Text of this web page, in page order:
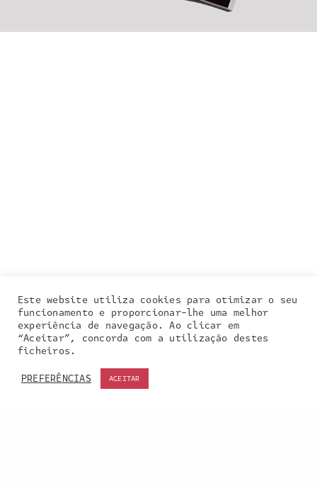
Este website utiliza cookies para otimizar o seu
funcionamento e proporcionar-lhe uma melhor
experiência de navegação. Ao clicar em
“Aceitar”, concorda com a utilização destes
ficheiros.
PREFERÊNCIAS
ACEITAR
Our site uses cookies. Learn more about our use of
cookies:cookie policy
ACCEPT